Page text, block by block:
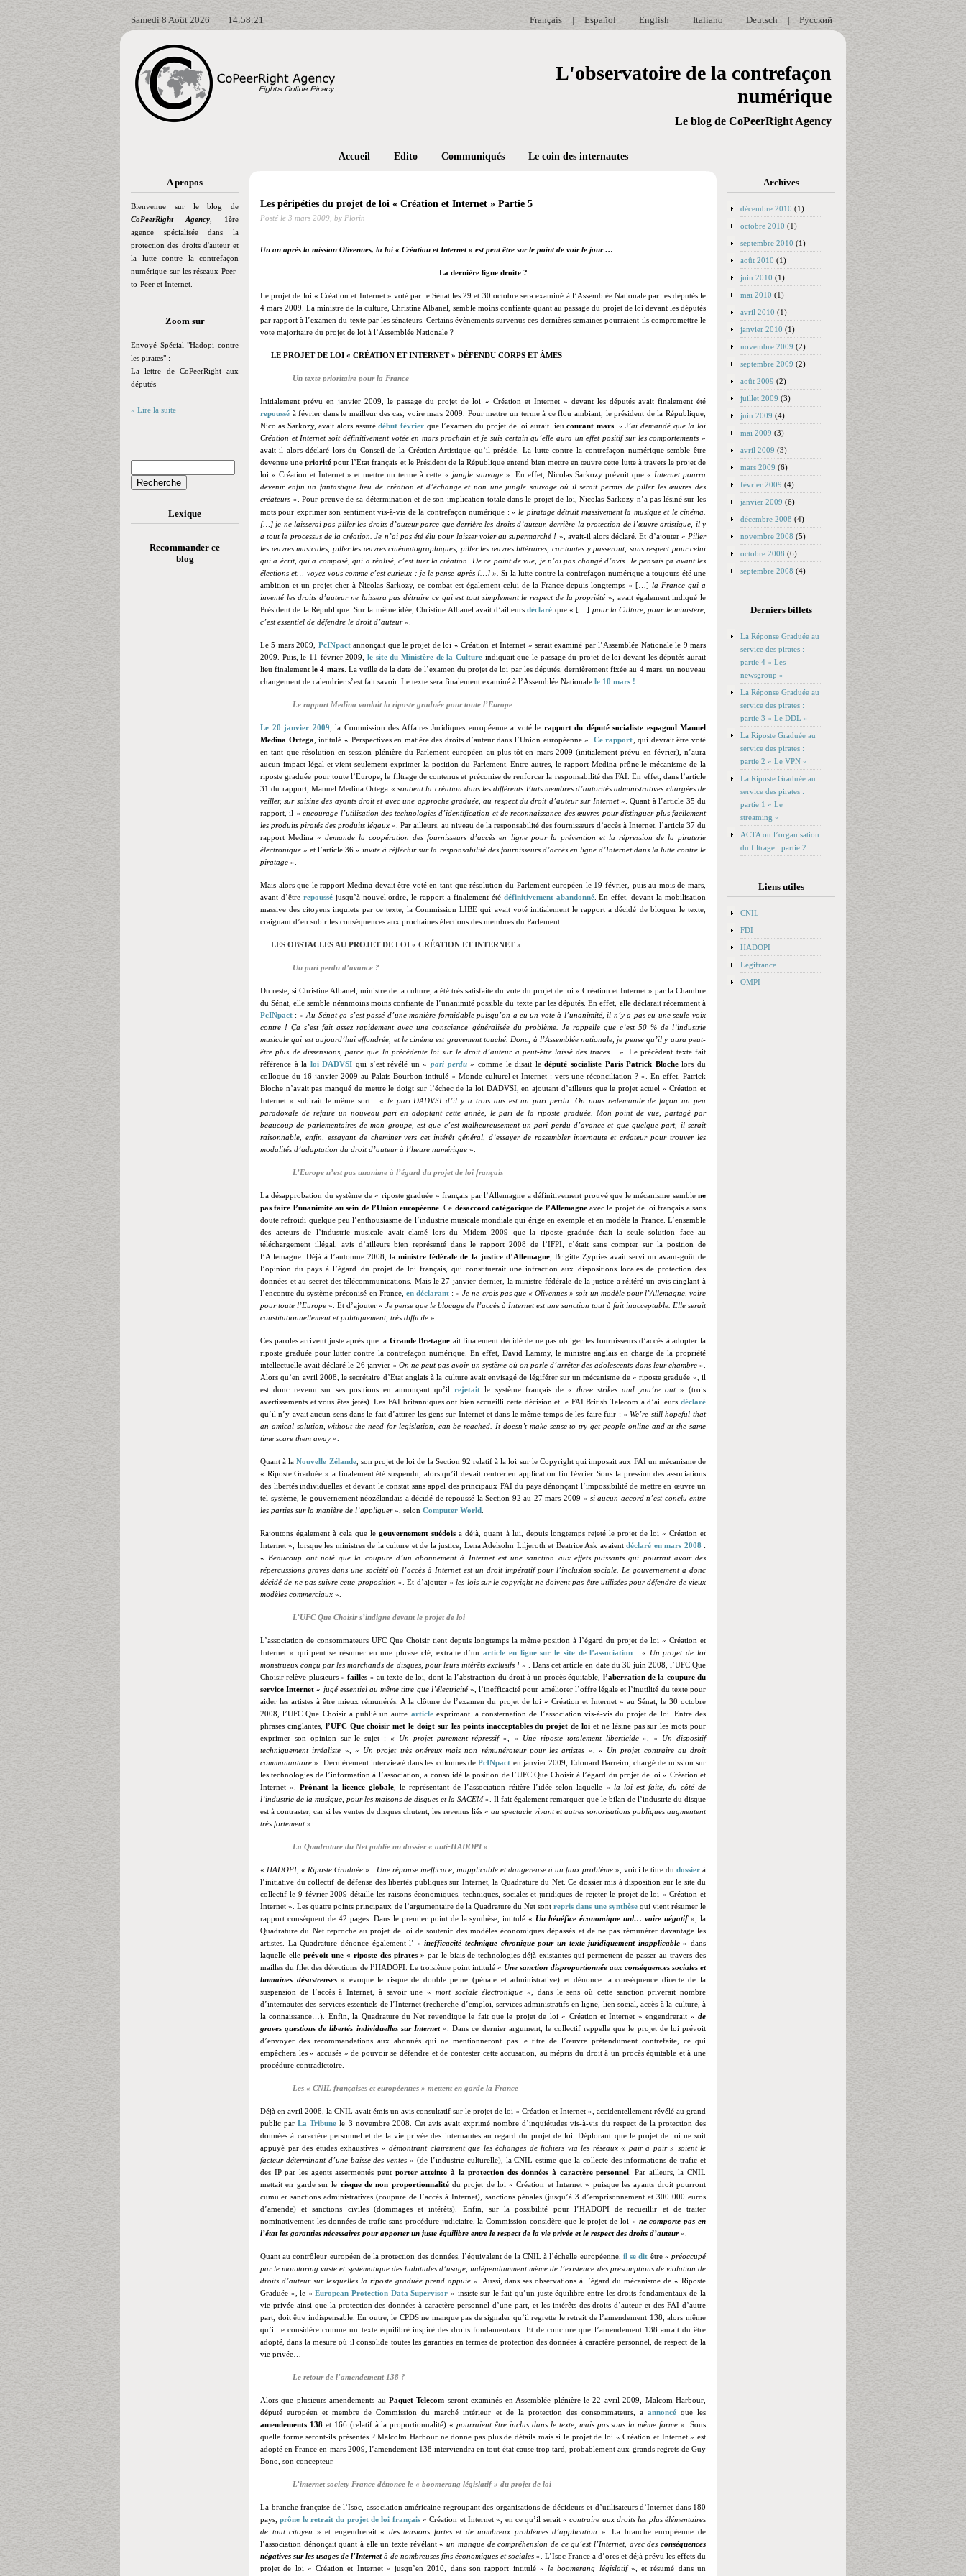
Samedi 8 Août 2026 14:58:23 Русский
|
Deutsch
|
Italiano
|
English
|
Español
|
Français
L'observatoire de la contrefaçon
numérique
Le blog de CoPeerRight Agency
A propos
Bienvenue sur le blog de
CoPeerRight Agency , 1ère
agence spécialisée dans la
protection des droits d'auteur et
la lutte contre la contrefaçon
numérique sur les réseaux Peer-
to-Peer et Internet.
Zoom sur
Envoyé Spécial "Hadopi contre
les pirates" :
La lettre de CoPeerRight aux
députés
» Lire la suite
Lexique
Recommander ce
blog
Accueil Edito Communiqués Le coin des internautes
Les péripéties du projet de loi « Création et Internet » Partie 5
Posté le 3 mars 2009, by Florin
Un an après la mission Olivennes, la loi « Création et Internet » est peut être sur le point de voir le jour …
La dernière ligne droite ?
Le projet de loi « Création et Internet » voté par le Sénat les 29 et 30 octobre sera examiné à l’Assemblée Nationale par les députés le
4 mars 2009. La ministre de la culture, Christine Albanel, semble moins confiante quant au passage du projet de loi devant les députés
par rapport à l’examen du texte par les sénateurs. Certains évènements survenus ces dernières semaines pourraient-ils compromettre le
vote majoritaire du projet de loi à l’Assemblée Nationale ?
LE PROJET DE LOI « CRÉATION ET INTERNET » DÉFENDU CORPS ET ÂMES
Un texte prioritaire pour la France
Initialement prévu en janvier 2009, le passage du projet de loi « Création et Internet » devant les députés avait finalement été
repoussé à février dans le meilleur des cas, voire mars 2009. Pour mettre un terme à ce flou ambiant, le président de la République,
Nicolas Sarkozy, avait alors assurédébut février que l’examen du projet de loi aurait lieucourant mars. « J’ai demandé que la loi
Création et Internet soit définitivement votée en mars prochain et je suis certain qu’elle aura un effet positif sur les comportements »
avait-il alors déclaré lors du Conseil de la Création Artistique qu’il préside. La lutte contre la contrefaçon numérique semble être
devenue unepriorité pour l’Etat français et le Président de la République entend bien mettre en œuvre cette lutte à travers le projet de
loi « Création et Internet » et mettre un terme à cette « jungle sauvage». En effet, Nicolas Sarkozy prévoit que « Internet pourra
devenir enfin un fantastique lieu de création et d’échange et non une jungle sauvage où il serait permis de piller les œuvres des
créateurs ».
Pour preuve de sa détermination et de son implication totale dans le projet de loi, Nicolas Sarkozy n’a pas lésiné sur les
mots pour exprimer son sentiment vis-à-vis de la contrefaçon numérique : «le piratage détruit massivement la musique et le cinéma.
[…] je ne laisserai pas piller les droits d’auteur parce que derrière les droits d’auteur, derrière la protection de l’œuvre artistique, il y
a tout le processus de la création. Je n’ai pas été élu pour laisser voler au supermarché ! », avait-il alors déclaré. Et d’ajouter « Piller
les œuvres musicales, piller les œuvres cinématographiques, piller les œuvres littéraires, car toutes y passeront, sans respect pour celui
qui a écrit, qui a composé, qui a réalisé, c’est tuer la création. De ce point de vue, je n’ai pas changé d’avis. Je pensais ça avant les
élections et… voyez-vous comme c’est curieux : je le pense après […] ».Si la lutte contre la contrefaçon numérique a toujours été une
ambition et un projet cher à Nicolas Sarkozy, ce combat est également celui de la France depuis longtemps « […] la France qui a
inventé les droits d’auteur ne laissera pas détruire ce qui est tout simplement le respect de la propriété », avait également indiqué le
Président de la République. Sur la même idée, Christine Albanel avait d’ailleursdéclaré que « […] pour la Culture, pour le ministère,
c’est essentiel de défendre le droit d’auteur».
Le 5 mars 2009, PcINpactannonçait que le projet de loi « Création et Internet » serait examiné par l’Assemblée Nationale le 9 mars
2009. Puis, le 11 février 2009, le site du Ministère de la Culture indiquait que le passage du projet de loi devant les députés aurait
lieu finalementle 4 mars. La veille de la date de l’examen du projet de loi par les députés, dernièrement fixée au 4 mars, un nouveau
changement de calendrier s’est fait savoir. Le texte sera finalement examiné à l’Assemblée Nationale le 10 mars !
Le rapport Medina voulait la riposte graduée pour toute l’Europe
Le 20 janvier 2009 , la Commission des Affaires Juridiques européenne a voté le rapport du député socialiste espagnol Manuel
Medina Ortega , intitulé « Perspectives en matière des droits d’auteur dans l’Union européenne ». Ce rapport , qui devrait être voté
en tant que résolution en session plénière du Parlement européen au plus tôt en mars 2009 (initialement prévu en février), n’aura
aucun impact légal et vient seulement exprimer la position du Parlement. Entre autres, le rapport Medina prône le mécanisme de la
riposte graduée pour toute l’Europe, le filtrage de contenus et préconise de renforcer la responsabilité des FAI. En effet, dans l’article
31 du rapport, Manuel Medina Ortega « soutient la création dans les différents Etats membres d’autorités administratives chargées de
veiller, sur saisine des ayants droit et avec une approche graduée, au respect du droit d’auteur sur Internet». Quant à l’article 35 du
rapport, il «encourage l’utilisation des technologies d’identification et de reconnaissance des œuvres pour distinguer plus facilement
les produits piratés des produits légaux ». Par ailleurs, au niveau de la responsabilité des fournisseurs d’accès à Internet, l’article 37 du
rapport Medina «demande la coopération des fournisseurs d’accès en ligne pour la prévention et la répression de la piraterie
électronique » et l’article 36 «invite à réfléchir sur la responsabilité des fournisseurs d’accès en ligne d’Internet dans la lutte contre le
piratage ».
Mais alors que le rapport Medina devait être voté en tant que résolution du Parlement européen le 19 février, puis au mois de mars,
avant d’être repoussé jusqu’à nouvel ordre, le rapport a finalement été définitivement abandonné. En effet, devant la mobilisation
massive des citoyens inquiets par ce texte, la Commission LIBE qui avait voté initialement le rapport a décidé de bloquer le texte,
craignant d’en subir les conséquences aux prochaines élections des membres du Parlement.
LES OBSTACLES AU PROJET DE LOI « CRÉATION ET INTERNET »
Un pari perdu d’avance ?
Du reste, si Christine Albanel, ministre de la culture, a été très satisfaite du vote du projet de loi « Création et Internet » par la Chambre
du Sénat, elle semble néanmoins moins confiante de l’unanimité possible du texte par les députés. En effet, elle déclarait récemment à
PcINpact : «Au Sénat ça s’est passé d’une manière formidable puisqu’on a eu un vote à l’unanimité, il n’y a pas eu une seule voix
contre ! Ça s’est fait assez rapidement avec une conscience généralisée du problème. Je rappelle que c’est 50 % de l’industrie
musicale qui est aujourd’hui effondrée, et le cinéma est gravement touché. Donc, à l’Assemblée nationale, je pense qu’il y aura peut-
être plus de dissensions, parce que la précédente loi sur le droit d’auteur a peut-être laissé des traces…
». Le précédent texte fait
référence à la loi DADVSI qui s’est révélé un «pari perdu » comme le disait ledéputé socialiste Paris Patrick Blochelors du
colloque du 16 janvier 2009 au Palais Bourbon intitulé « Monde culturel et Internet : vers une réconciliation ? ». En effet, Patrick
Bloche n’avait pas manqué de mettre le doigt sur l’échec de la loi DADVSI, en ajoutant d’ailleurs que le projet actuel « Création et
Internet » subirait le même sort : « le pari DADVSI d’il y a trois ans est un pari perdu. On nous redemande de façon un peu
paradoxale de refaire un nouveau pari en adoptant cette année, le pari de la riposte graduée. Mon point de vue, partagé par
beaucoup de parlementaires de mon groupe, est que c’est malheureusement un pari perdu d’avance et que quelque part, il serait
raisonnable, enfin, essayant de cheminer vers cet intérêt général, d’essayer de rassembler internaute et créateur pour trouver les
modalités d’adaptation du droit d’auteur à l’heure numérique ».
L’Europe n’est pas unanime à l’égard du projet de loi français
La désapprobation du système de « riposte graduée » français par l’Allemagne a définitivement prouvé que le mécanisme semble ne
pas faire l’unanimité au sein de l’Union européenne . Ce désaccord catégorique de l’Allemagneavec le projet de loi français a sans
doute refroidi quelque peu l’enthousiasme de l’industrie musicale mondiale qui érige en exemple et en modèle la France. L’ensemble
des acteurs de l’industrie musicale avait clamé lors du Midem 2009 que la riposte graduée était la seule solution face au
téléchargement illégal, avis d’ailleurs bien représenté dans le rapport 2008 de l’IFPI, c’était sans compter sur la position de
l’Allemagne. Déjà à l’automne 2008, laministre fédérale de la justice d’Allemagne, Brigitte Zypries avait servi un avant-goût de
l’opinion du pays à l’égard du projet de loi français, qui constituerait une infraction aux dispositions locales de protection des
données et au secret des télécommunications. Mais le 27 janvier dernier, la ministre fédérale de la justice a réitéré un avis cinglant à
l’encontre du système préconisé en France, en déclarant : «Je ne crois pas que « Olivennes » soit un modèle pour l’Allemagne, voire
pour toute l’Europe ». Et d’ajouter « Je pense que le blocage de l’accès à Internet est une sanction tout à fait inacceptable. Elle serait
constitutionnellement et politiquement, très difficile ».
Ces paroles arrivent juste après que la Grande Bretagne ait finalement décidé de ne pas obliger les fournisseurs d’accès à adopter la
riposte graduée pour lutter contre la contrefaçon numérique. En effet, David Lammy, le ministre anglais en charge de la propriété
intellectuelle avait déclaré le 26 janvier « On ne peut pas avoir un système où on parle d’arrêter des adolescents dans leur chambre».
Alors qu’en avril 2008, le secrétaire d’Etat anglais à la culture avait envisagé de légiférer sur un mécanisme de « riposte graduée », il
est donc revenu sur ses positions en annonçant qu’ilrejetait le système français de « three strikes and you’re out» (trois
avertissements et vous êtes jetés). Les FAI britanniques ont bien accueilli cette décision et le FAI British Telecom a d’ailleurs déclaré
qu’il n’y avait aucun sens dans le fait d’attirer les gens sur Internet et dans le même temps de les faire fuir : «We’re still hopeful that
an amical solution, without the need for legislation, can be reached. It doesn’t make sense to try get people online and at the same
time scare them away ».
Quant à laNouvelle Zélande, son projet de loi de la Section 92 relatif à la loi sur le Copyright qui imposait aux FAI un mécanisme de
« Riposte Graduée » a finalement été suspendu, alors qu’il devait rentrer en application fin février. Sous la pression des associations
des libertés individuelles et devant le constat sans appel des principaux FAI du pays dénonçant l’impossibilité de mettre en œuvre un
tel système, le gouvernement néozélandais a décidé de repoussé la Section 92 au 27 mars 2009 « si aucun accord n’est conclu entre
les parties sur la manière de l’appliquer», selon Computer World
Rajoutons également à cela que legouvernement suédois a déjà, quant à lui, depuis longtemps rejeté le projet de loi « Création et
Internet », lorsque les ministres de la culture et de la justice, Lena Adelsohn Liljeroth et Beatrice Ask avaientdéclaré en mars 2008 :
« Beaucoup ont noté que la coupure d’un abonnement à Internet est une sanction aux effets puissants qui pourrait avoir des
répercussions graves dans une société où l’accès à Internet est un droit impératif pour l’inclusion sociale. Le gouvernement a donc
décidé de ne pas suivre cette proposition». Et d’ajouter «les lois sur le copyright ne doivent pas être utilisées pour défendre de vieux
modèles commerciaux ».
L’UFC Que Choisir s’indigne devant le projet de loi
L’association de consommateurs UFC Que Choisir tient depuis longtemps la même position à l’égard du projet de loi « Création et
Internet » qui peut se résumer en une phrase clé, extraite d’unarticle en ligne sur le site de l’association : « Un projet de loi
monstrueux conçu par les marchands de disques, pour leurs intérêts exclusifs ! » . Dans cet article en date du 30 juin 2008, l’UFC Que
Choisir relève plusieurs «failles » au texte de loi, dont la l’abstraction du droit à un procès équitable, l’aberration de la coupure du
service Internet « jugé essentiel au même titre que l’électricité», l’inefficacité pour améliorer l’offre légale et l’inutilité du texte pour
aider les artistes à être mieux rémunérés. A la clôture de l’examen du projet de loi « Création et Internet » au Sénat, le 30 octobre
2008, l’UFC Que Choisir a publié un autre articleexprimant la consternation de l’association vis-à-vis du projet de loi. Entre des
phrases cinglantes, l’UFC Que choisir met le doigt sur les points inacceptables du projet de loi et ne lésine pas sur les mots pour
exprimer son opinion sur le sujet : « Un projet purement répressif», « Une riposte totalement liberticide», « Un dispositif
techniquement irréaliste », « Un projet très onéreux mais non rémunérateur pour les artistes », « Un projet contraire au droit
communautaire ». Dernièrement interviewé dans les colonnes dePcINpact en janvier 2009, Edouard Barreiro, chargé de mission sur
les technologies de l’information à l’association, a consolidé la position de l’UFC Que Choisir à l’égard du projet de loi « Création et
Internet ». Prônant la licence globale , le représentant de l’association réitère l’idée selon laquelle « la loi est faite, du côté de
l’industrie de la musique, pour les maisons de disques et la SACEM». Il fait également remarquer que le bilan de l’industrie du disque
est à contraster, car si les ventes de disques chutent, les revenus liés « au spectacle vivant et autres sonorisations publiques augmentent
très fortement».
La Quadrature du Net publie un dossier « anti-HADOPI »
« HADOPI, « Riposte Graduée » : Une réponse inefficace, inapplicable et dangereuse à un faux problème », voici le titre du dossier à
l’initiative du collectif de défense des libertés publiques sur Internet, la Quadrature du Net. Ce dossier mis à disposition sur le site du
collectif le 9 février 2009 détaille les raisons économiques, techniques, sociales et juridiques de rejeter le projet de loi « Création et
Internet ». Les quatre points principaux de l’argumentaire de la Quadrature du Net sontrepris dans une synthèsequi vient résumer le
rapport conséquent de 42 pages. Dans le premier point de la synthèse, intitulé « Un bénéfice économique nul… voire négatif », la
Quadrature du Net reproche au projet de loi de soutenir des modèles économiques dépassés et de ne pas rémunérer davantage les
artistes. La Quadrature dénonce également l’ «inefficacité technique chronique pour un texte juridiquement inapplicable » dans
laquelle elle prévoit une « riposte des pirates » par le biais de technologies déjà existantes qui permettent de passer au travers des
mailles du filet des détections de l’HADOPI. Le troisième point intitulé « Une sanction disproportionnée aux conséquences sociales et
humaines désastreuses» évoque le risque de double peine (pénale et administrative) et dénonce la conséquence directe de la
suspension de l’accès à Internet, à savoir une « mort sociale électronique », dans le sens où cette sanction priverait nombre
d’internautes des services essentiels de l’Internet (recherche d’emploi, services administratifs en ligne, lien social, accès à la culture, à
la connaissance…). Enfin, la Quadrature du Net revendique le fait que le projet de loi « Création et Internet » engendrerait « de
graves questions de libertés individuelles sur Internet». Dans ce dernier argument, le collectif rappelle que le projet de loi prévoit
d’envoyer des recommandations aux abonnés qui ne mentionneront pas le titre de l’œuvre prétendument contrefaite, ce qui
empêchera les « accusés » de pouvoir se défendre et de contester cette accusation, au mépris du droit à un procès équitable et à une
procédure contradictoire.
Les « CNIL françaises et européennes » mettent en garde la France
Déjà en avril 2008, la CNIL avait émis un avis consultatif sur le projet de loi « Création et Internet », accidentellement révélé au grand
public parLa Tribune le 3 novembre 2008. Cet avis avait exprimé nombre d’inquiétudes vis-à-vis du respect de la protection des
données à caractère personnel et de la vie privée des internautes au regard du projet de loi. Déplorant que le projet de loi ne soit
appuyé par des études exhaustives « démontrant clairement que les échanges de fichiers via les réseaux « pair à pair » soient le
facteur déterminant d’une baisse des ventes » (de l’industrie culturelle), la CNIL estime que la collecte des informations de trafic et
des IP par les agents assermentés peut porter atteinte à la protection des données à caractère personnel . Par ailleurs, la CNIL
mettait en garde sur le risque de non proportionnalitédu projet de loi « Création et Internet » puisque les ayants droit pourront
cumuler sanctions administratives (coupure de l’accès à Internet), sanctions pénales (jusqu’à 3 d’emprisonnement et 300 000 euros
d’amende) et sanctions civiles (dommages et intérêts). Enfin, sur la possibilité pour l’HADOPI de recueillir et de traiter
nominativement les données de trafic sans procédure judiciaire, la Commission considère que le projet de loi « ne comporte pas en
l’état les garanties nécessaires pour apporter un juste équilibre entre le respect de la vie privée et le respect des droits d’auteur».
Quant au contrôleur européen de la protection des données, l’équivalent de la CNIL à l’échelle européenne, il se dit être «préoccupé
par le monitoring vaste et systématique des habitudes d’usage, indépendamment même de l’existence des présomptions de violation de
droits d’auteur sur lesquelles la riposte graduée prend appuie». Aussi, dans ses observations à l’égard du mécanisme de « Riposte
Graduée », le «European Protection Data Supervisor » insiste sur le fait qu’un juste équilibre entre les droits fondamentaux de la
vie privée ainsi que la protection des données à caractère personnel d’une part, et les intérêts des droits d’auteur et des FAI d’autre
part, doit être indispensable. En outre, le CPDS ne manque pas de signaler qu’il regrette le retrait de l’amendement 138, alors même
qu’il le considère comme un texte équilibré inspiré des droits fondamentaux. Et de conclure que l’amendement 138 aurait du être
adopté, dans la mesure où il consolide toutes les garanties en termes de protection des données à caractère personnel, de respect de la
vie privée…
Le retour de l’amendement 138 ?
Alors que plusieurs amendements auPaquet Telecom seront examinés en Assemblée plénière le 22 avril 2009, Malcom Harbour,
député européen et membre de Commission du marché intérieur et de la protection des consommateurs, a annoncéque les
amendements 138et 166 (relatif à la proportionnalité) «pourraient être inclus dans le texte, mais pas sous la même forme ». Sous
quelle forme seront-ils présentés ? Malcolm Harbour ne donne pas plus de détails mais si le projet de loi « Création et Internet » est
adopté en France en mars 2009, l’amendement 138 interviendra en tout état cause trop tard, probablement aux grands regrets de Guy
Bono, son concepteur.
L’internet society France dénonce le « boomerang législatif » du projet de loi
La branche française de l’Isoc, association américaine regroupant des organisations de décideurs et d’utilisateurs d’Internet dans 180
pays,prône le retrait du projet de loi français« Création et Internet », en ce qu’il serait «contraire aux droits les plus élémentaires
de tout citoyen » et engendrerait « des tensions fortes et de nombreux problèmes d’application ». La branche européenne de
l’association dénonçait quant à elle un texte révélant «un manque de compréhension de ce qu’est l’Internet, avec desconséquences
négatives sur les usages de l’Internetà de nombreuses fins économiques et sociales ». L’Isoc France a d’ores et déjà prévu les effets du
projet de loi « Création et Internet » jusqu’en 2010, dans son rapport intitulé «le boomerang législatif», et résumé dans un
Archives
décembre 2010 (1)
octobre 2010 (1)
septembre 2010 (1)
août 2010 (1)
juin 2010 (1)
mai 2010 (1)
avril 2010 (1)
janvier 2010 (1)
novembre 2009 (2)
septembre 2009 (2)
août 2009 (2)
juillet 2009 (3)
juin 2009 (4)
mai 2009 (3)
avril 2009 (3)
mars 2009 (6)
février 2009 (4)
janvier 2009 (6)
décembre 2008 (4)
novembre 2008 (5)
octobre 2008 (6)
septembre 2008 (4)
Derniers billets
La Réponse Graduée au
service des pirates :
partie 4 « Les
newsgroup »
La Réponse Graduée au
service des pirates :
partie 3 « Le DDL »
La Riposte Graduée au
service des pirates :
partie 2 « Le VPN »
La Riposte Graduée au
service des pirates :
partie 1 « Le
streaming »
ACTA ou l’organisation
du filtrage : partie 2
Liens utiles
CNIL
FDI
HADOPI
Legifrance
OMPI